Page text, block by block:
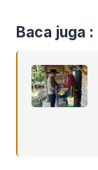
Baca juga :